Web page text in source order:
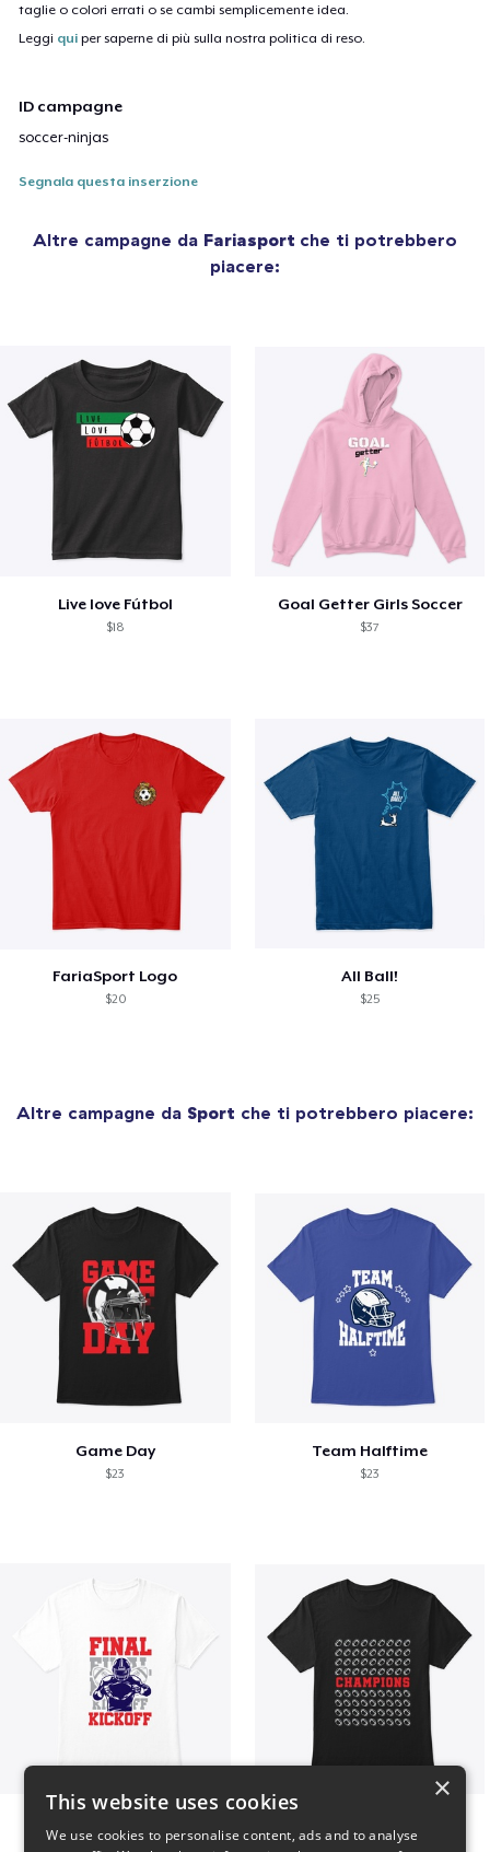
taglie o colori errati o se cambi semplicemente idea.
Leggi qui per saperne di più sulla nostra politica di reso.
ID campagne
soccer-ninjas
Segnala questa inserzione
Altre campagne da Fariasport che ti potrebbero
piacere:
Live love Fútbol
$18
Goal Getter Girls Soccer
$37
FariaSport Logo
$20
All Ball!
$25
Altre campagne da Sport che ti potrebbero piacere:
Game Day
$23
Team Halftime
$23
×
This website uses cookies
We use cookies to personalise content, ads and to analyse